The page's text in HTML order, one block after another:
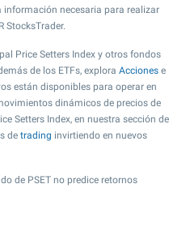
información necesaria para realizar
StocksTrader.
Price Setters Index y otros fondos
de los ETFs, explora Acciones e
están disponibles para operar en
dinámicos de precios de
Setters Index, en nuestra sección de
de trading invirtiendo en nuevos
de PSET no predice retornos